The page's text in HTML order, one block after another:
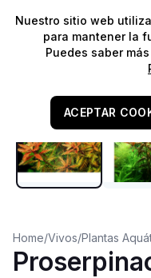
⭐️¡Envíos gratis
Home/Vivos/Plantas
Nuestro sitio web
para mantener la
Puedes saber
ACEPTAR